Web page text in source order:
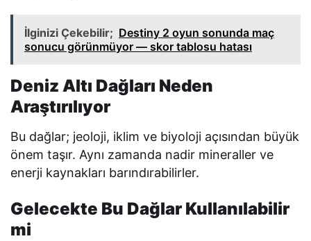
İlginizi Çekebilir; Destiny 2 oyun sonunda maç
sonucu görünmüyor — skor tablosu hatası
Deniz Altı Dağları Neden
Araştırılıyor
Bu dağlar; jeoloji, iklim ve biyoloji açısından büyük
önem taşır. Aynı zamanda nadir mineraller ve
enerji kaynakları barındırabilirler.
Gelecekte Bu Dağlar Kullanılabilir
mi